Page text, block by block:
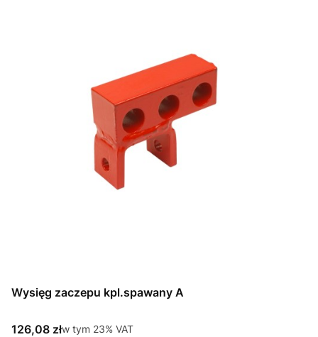
Wysięg zaczepu kpl.spawany A
Cena brutto
126,08 złw tym %s VAT
w tym 23% VAT